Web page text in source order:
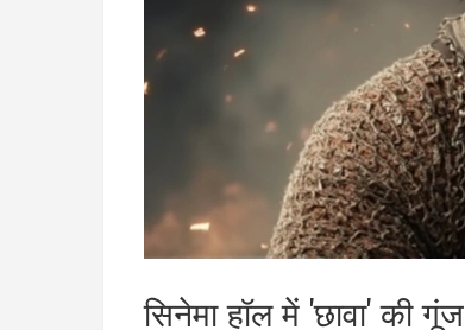
सिनेमा हॉल में 'छावा' की गूंज